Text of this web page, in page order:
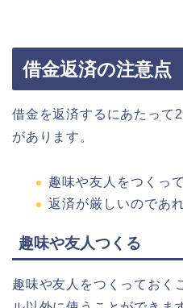
借金返済の注意点
借金を返済するにあたって
があります。
趣味や友人をつくっ
返済が厳しいのであ
趣味や友人つくる
趣味や友人をつくっておく